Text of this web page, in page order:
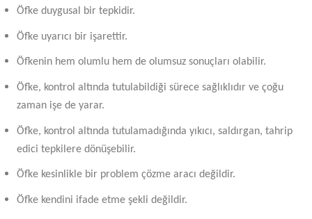
Öfke duygusal bir tepkidir.
Öfke uyarıcı bir işarettir.
Öfkenin hem olumlu hem de olumsuz sonuçları olabilir.
Öfke, kontrol altında tutulabildiği sürece sağlıklıdır ve çoğu
zaman işe de yarar.
Öfke, kontrol altında tutulamadığında yıkıcı, saldırgan, tahrip
edici tepkilere dönüşebilir.
Öfke kesinlikle bir problem çözme aracı değildir.
Öfke kendini ifade etme şekli değildir.